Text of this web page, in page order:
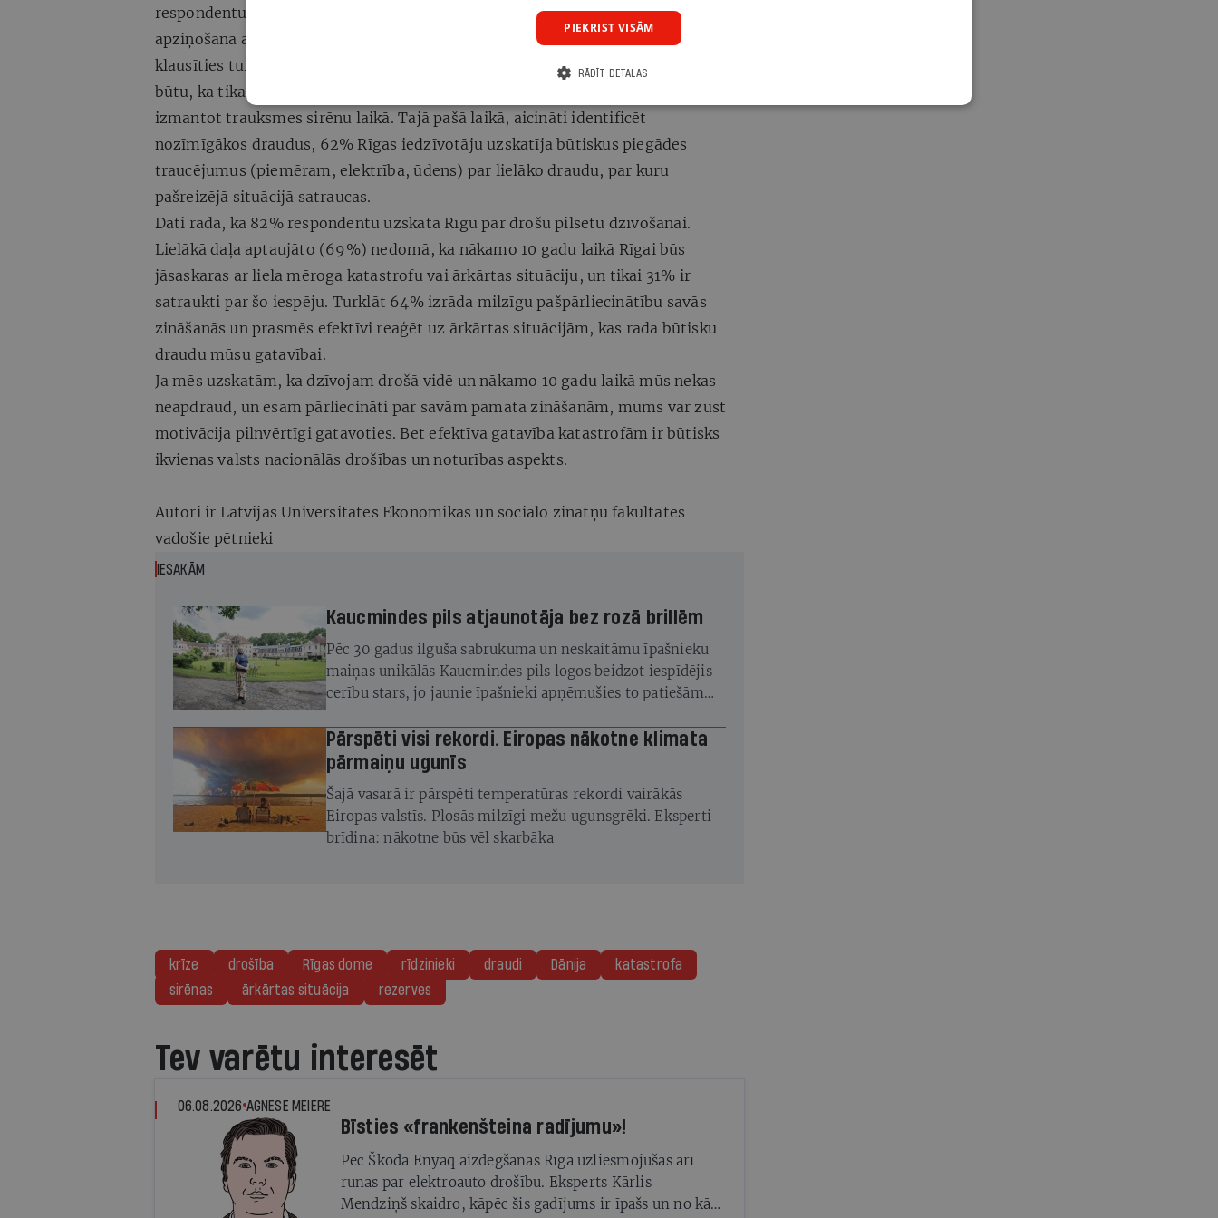
respondentu zināja, ko darīt gadījumā, ja ieslēdzas trauksmes sirēnas vai
apziņošana ar skaļruņiem. Pareizā rīcība ir ieslēgt publiskos medijus un
klausīties turpmāko informāciju. Ja būtu traucēta elektropadeve, katastrofāli
būtu, ka tikai 24% Rīgas iedzīvotāju ir ar baterijām darbināms AM/FM radio, ko
izmantot trauksmes sirēnu laikā. Tajā pašā laikā, aicināti identificēt
nozīmīgākos draudus, 62% Rīgas iedzīvotāju uzskatīja būtiskus piegādes
traucējumus (piemēram, elektrība, ūdens) par lielāko draudu, par kuru
pašreizējā situācijā satraucas.
Dati rāda, ka 82% respondentu uzskata Rīgu par drošu pilsētu dzīvošanai.
Lielākā daļa aptaujāto (69%) nedomā, ka nākamo 10 gadu laikā Rīgai būs
jāsaskaras ar liela mēroga katastrofu vai ārkārtas situāciju, un tikai 31% ir
satraukti par šo iespēju. Turklāt 64% izrāda milzīgu pašpārliecinātību savās
zināšanās un prasmēs efektīvi reaģēt uz ārkārtas situācijām, kas rada būtisku
draudu mūsu gatavībai.
Ja mēs uzskatām, ka dzīvojam drošā vidē un nākamo 10 gadu laikā mūs nekas
neapdraud, un esam pārliecināti par savām pamata zināšanām, mums var zust
motivācija pilnvērtīgi gatavoties. Bet efektīva gatavība katastrofām ir būtisks
ikvienas valsts nacionālās drošības un noturības aspekts.
Autori ir Latvijas Universitātes Ekonomikas un sociālo zinātņu fakultātes
vadošie pētnieki
IESAKĀM
Kaucmindes pils atjaunotāja bez rozā brillēm
Pēc 30 gadus ilguša sabrukuma un neskaitāmu īpašnieku
maiņas unikālās Kaucmindes pils logos beidzot iespīdējis
cerību stars, jo jaunie īpašnieki apņēmušies to patiešām
atjaunot
Pārspēti visi rekordi. Eiropas nākotne klimata
pārmaiņu ugunīs
Šajā vasarā ir pārspēti temperatūras rekordi vairākās
Eiropas valstīs. Plosās milzīgi mežu ugunsgrēki. Eksperti
brīdina: nākotne būs vēl skarbāka
krīze drošība Rīgas dome rīdzinieki draudi Dānija
katastrofa
sirēnas
ārkārtas situācija rezerves
Tev varētu interesēt
06.08.2026 AGNESE MEIERE
Bīsties «frankenšteina radījumu»!
Pēc Škoda Enyaq aizdegšanās Rīgā uzliesmojušas arī
runas par elektroauto drošību. Eksperts Kārlis
Mendziņš skaidro, kāpēc šis gadījums ir īpašs un no kā
PIEKRIST VISĀM
RĀDĪT DETAĻAS